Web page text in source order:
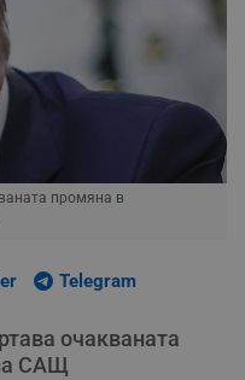
промяна в
Telegram
очакваната
САЩ